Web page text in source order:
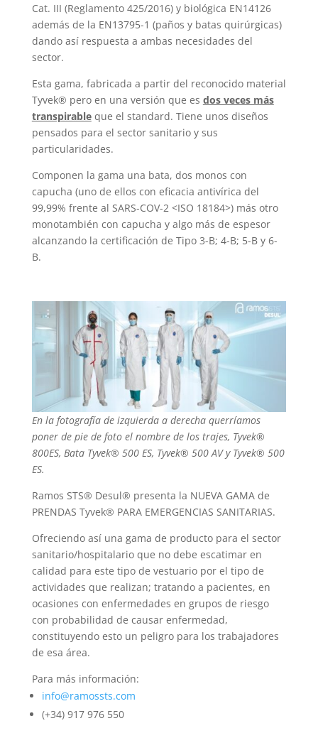
Cat. III (Reglamento 425/2016) y biológica EN14126
además de la EN13795-1 (paños y batas quirúrgicas)
dando así respuesta a ambas necesidades del
sector.
Esta gama, fabricada a partir del reconocido material
Tyvek® pero en una versión que es dos veces más
transpirableque el standard. Tiene unos diseños
pensados para el sector sanitario y sus
particularidades.
Componen la gama una bata, dos monos con
capucha (uno de ellos con eficacia antivírica del
99,99% frente al SARS-COV-2 <ISO 18184>) más otro
monotambién con capucha y algo más de espesor
alcanzando la certificación de Tipo 3-B; 4-B; 5-B y 6-
B.
En la fotografía de izquierda a derecha querríamos
poner de pie de foto el nombre de los trajes, Tyvek®
800ES, Bata Tyvek® 500 ES, Tyvek® 500 AV y Tyvek® 500
ES.
Ramos STS® Desul® presenta la NUEVA GAMA de
PRENDAS Tyvek® PARA EMERGENCIAS SANITARIAS.
Ofreciendo así una gama de producto para el sector
sanitario/hospitalario que no debe escatimar en
calidad para este tipo de vestuario por el tipo de
actividades que realizan; tratando a pacientes, en
ocasiones con enfermedades en grupos de riesgo
con probabilidad de causar enfermedad,
constituyendo esto un peligro para los trabajadores
de esa área.
Para más información:
info@ramossts.com
(+34) 917 976 550